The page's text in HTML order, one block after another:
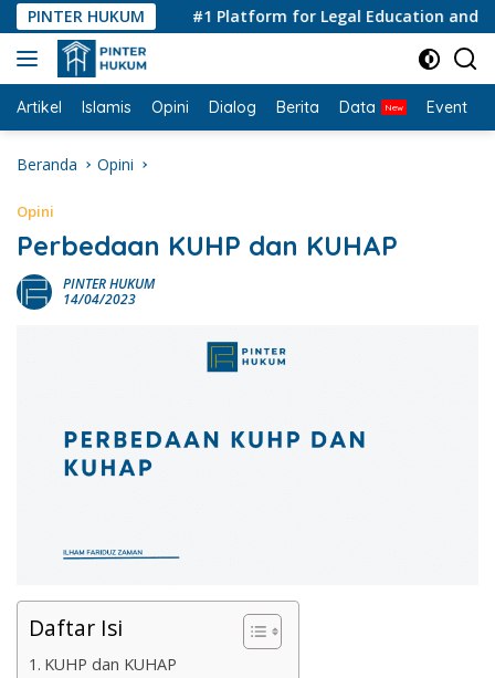
Langsung
ke
konten
PINTER HUKUM #1 Platform for Legal Education and
Artikel Islamis Opini Dialog Berita Data Event
Beranda Opini
Opini
Perbedaan KUHP dan KUHAP
PINTER HUKUM
14/04/2023
Daftar Isi
KUHP dan KUHAP